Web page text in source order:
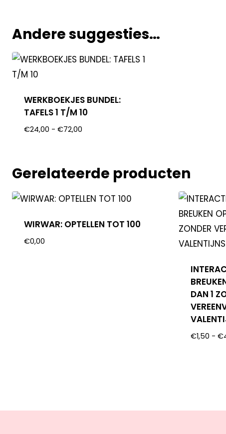
Andere suggesties…
WERKBOEKJES BUNDEL:
TAFELS 1 T/M 10
€24,00 - €72,00
Gerelateerde producten
WIRWAR: OPTELLEN TOT 100
€0,00
DAN 1
€1,50 - €